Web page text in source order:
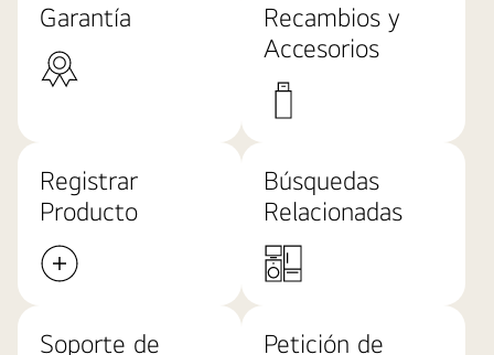
Garantía
Recambios y
Accesorios
Registrar
Producto
Búsquedas
Relacionadas
Soporte de Petición de